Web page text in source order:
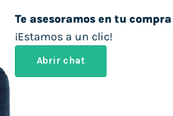
Te asesoramos en tu compra
¡Estamos a un clic!
Abrir chat